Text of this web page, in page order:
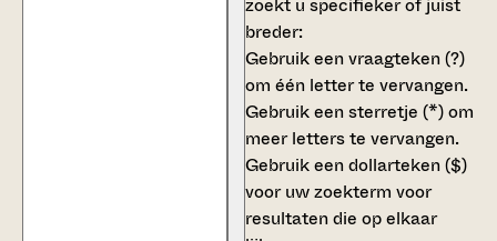
breder:
Gebruik eenvraagteken (?)
om één letter te vervangen.
Gebruik eensterretje (*)om
meer letters te vervangen.
Gebruik eendollarteken ($)
voor uw zoekterm voor
resultaten die op elkaar